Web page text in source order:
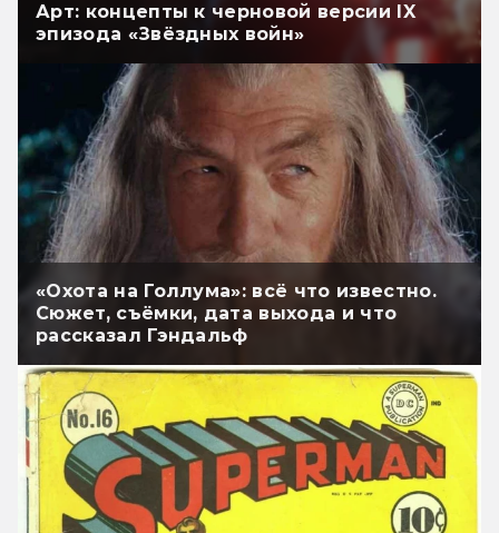
Арт: концепты к черновой версии IX
эпизода «Звёздных войн»
«Охота на Голлума»: всё что известно.
Сюжет, съёмки, дата выхода и что
рассказал Гэндальф